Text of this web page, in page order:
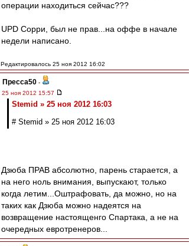
операции находиться сейчас???
UPD Сорри, был не прав...на оффе в начале
недели написано.
Редактировалось 25 ноя 2012 16:02
Пресса50 -
25 ноя 2012 15:57
Stemid » 25 ноя 2012 16:03
# Stemid » 25 ноя 2012 16:03
Дзюба ПРАВ абсолютно, парень старается, а
на него ноль внимания, выпускают, только
когда летим...Оштрафовать, да можно, но на
таких как Дзюба можно надеятся на
возвращение настоященго Спартака, а не на
очередных евротренеров...